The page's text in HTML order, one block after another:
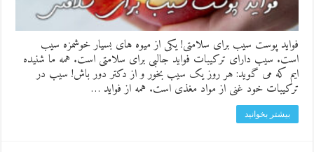
فواید پوست سیب برای سلامتی! یکی از میوه های بسیار خوشمزه سیب
است. سیب دارای ترکیبات فواید جالبی برای سلامتی است. همه ما شنیده
ایم که می گوید: هر روز یک سیب بخور و از دکتر دور باش! سیب در
ترکیبات خود غنی از مواد مغذی است. همه از فواید …
بیشتر بخوانید